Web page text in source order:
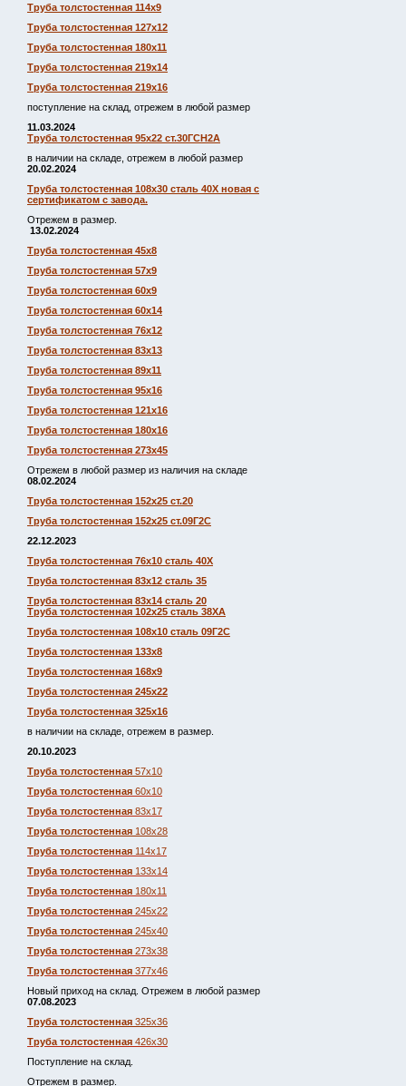
Труба толстостенная 114х9
Труба толстостенная 127х12
Труба толстостенная 180х11
Труба толстостенная 219х14
Труба толстостенная 219х16
поступление на склад, отрежем в любой размер
11.03.2024
Труба толстостенная 95х22 ст.30ГСН2А
в наличии на складе, отрежем в любой размер
20.02.2024
Труба толстостенная 108х30 сталь 40Х новая с
сертификатом с завода.
Отрежем в размер.
13.02.2024
Труба толстостенная 45х8
Труба толстостенная 57х9
Труба толстостенная 60х9
Труба толстостенная 60х14
Труба толстостенная 76х12
Труба толстостенная 83х13
Труба толстостенная 89х11
Труба толстостенная 95х16
Труба толстостенная 121х16
Труба толстостенная 180х16
Труба толстостенная 273х45
Отрежем в любой размер из наличия на складе
08.02.2024
Труба толстостенная 152х25 ст.20
Труба толстостенная 152х25 ст.09Г2С
22.12.2023
Труба толстостенная 76х10 сталь 40Х
Труба толстостенная 83х12 сталь 35
Труба толстостенная 83х14 сталь 20
Труба толстостенная 102х25 сталь 38ХА
Труба толстостенная 108х10 сталь 09Г2С
Труба толстостенная 133х8
Труба толстостенная 168х9
Труба толстостенная 245х22
Труба толстостенная 325х16
в наличии на складе, отрежем в размер.
20.10.2023
Труба толстостенная 57х10
Труба толстостенная 60х10
Труба толстостенная 83х17
Труба толстостенная 108х28
Труба толстостенная 114х17
Труба толстостенная 133х14
Труба толстостенная 180х11
Труба толстостенная 245х22
Труба толстостенная 245х40
Труба толстостенная 273х38
Труба толстостенная 377х46
Новый приход на склад. Отрежем в любой размер
07.08.2023
Труба толстостенная 325х36
Труба толстостенная 426х30
Поступление на склад.
Отрежем в размер.